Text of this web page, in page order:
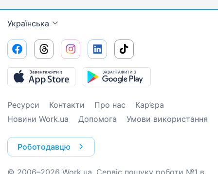
Українська
Ресурси Контакти Про нас
Кар’єра
Новини Work.ua
Допомога Умови використання
Роботодавцю
© 2006–2026 Work.ua. Сервіс пошуку роботи №1 в